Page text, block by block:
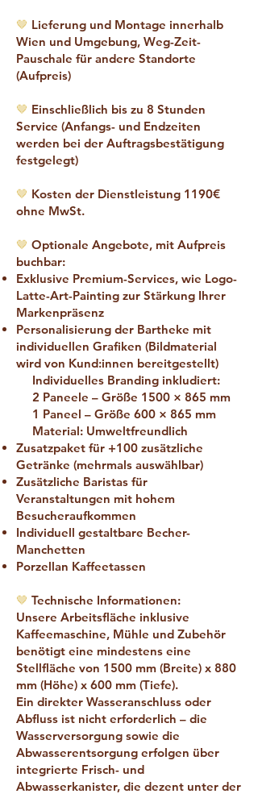
🤎 Lieferung und Montage innerhalb
Wien und Umgebung, Weg-Zeit-
Pauschale für andere Standorte
(Aufpreis)
🤎 Einschließlich bis zu 8 Stunden
Service (Anfangs- und Endzeiten
werden bei der Auftragsbestätigung
festgelegt)
🤎 Kosten der Dienstleistung 1190€
ohne MwSt.
🤎 Optionale Angebote, mit Aufpreis
buchbar:
Exklusive Premium-Services, wie Logo-
Latte-Art-Painting zur Stärkung Ihrer
Markenpräsenz
Personalisierung der Bartheke mit
individuellen Grafiken (Bildmaterial
wird von Kund:innen bereitgestellt)
Individuelles Branding inkludiert:
2 Paneele – Größe 1500 × 865 mm
1 Paneel – Größe 600 × 865 mm
Material: Umweltfreundlich
Zusatzpaket für +100 zusätzliche
Getränke (mehrmals auswählbar)
Zusätzliche Baristas für
Veranstaltungen mit hohem
Besucheraufkommen
Individuell gestaltbare Becher-
Manchetten
Porzellan Kaffeetassen
🤎 Technische Informationen:
Unsere Arbeitsfläche inklusive
Kaffeemaschine, Mühle und Zubehör
benötigt eine mindestens eine
Stellfläche von 1500 mm (Breite) x 880
mm (Höhe) x 600 mm (Tiefe).
Ein direkter Wasseranschluss oder
Abfluss ist nicht erforderlich – die
Wasserversorgung sowie die
Abwasserentsorgung erfolgen über
integrierte Frisch- und
Abwasserkanister, die dezent unter der